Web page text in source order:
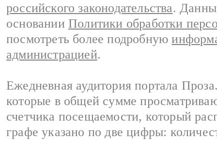
российского законодательства.
основании Политики обработки
посмотреть более подробную
администрацией.
Ежедневная аудитория портала
которые в общей сумме
счетчика посещаемости, который
графе указано по две цифры: